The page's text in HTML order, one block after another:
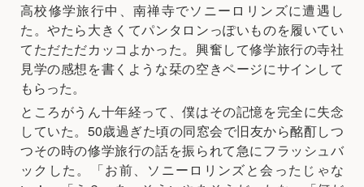
高校修学旅行中、南禅寺でソニーロリンズに遭遇し
た。やたら大きくてパンタロンっぽいものを履いてい
てただただカッコよかった。興奮して修学旅行の寺社
見学の感想を書くような栞の空きページにサインして
もらった。
ところがうん十年経って、僕はその記憶を完全に失念
していた。50歳過ぎた頃の同窓会で旧友から酩酊しつ
つその時の修学旅行の話を振られて急にフラッシュバ
ックした。「お前、ソニーロリンズと会ったじゃな